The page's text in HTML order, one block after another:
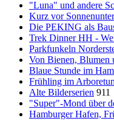
"Luna" und andere
Kurz vor
Die PEKING als
Trek Dinner HH -
Parkfunkeln
Von Bienen, Blumen
Blaue Stunde im
Frühling im
Alte Bilderserien 911
"Super"-Mond über
Hamburger Hafen,